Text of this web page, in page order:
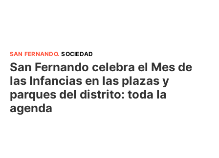
SAN FERNANDO.SOCIEDAD
San Fernando celebra el Mes de
las Infancias en las plazas y
parques del distrito: toda la
agenda